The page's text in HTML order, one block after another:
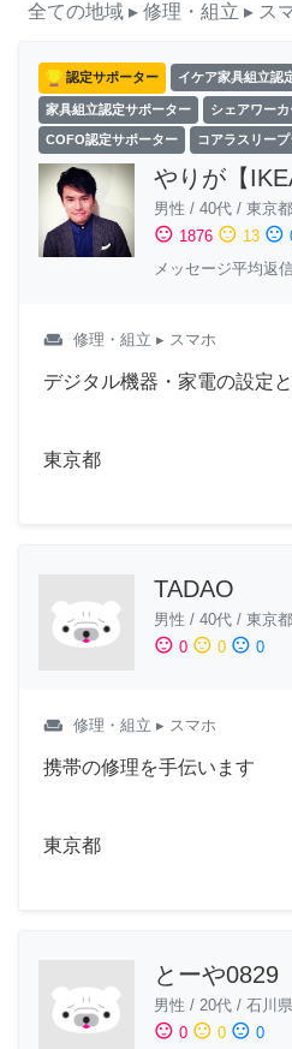
全ての地域 ▸ 修理・組立 ▸ ス
認定サポーター イケア家具組立認
家具組立認定サポーター シェアワー
COFO認定サポーター コアラスリー
やりが【
男性 / 40代 / 東京都
sentiment_satisfied 1876 sentiment_neutral 13 sentiment_dissatisfied
メッセージ平均返
weekend 修理・組立 ▸ スマホ
デジタル機器・家電の設定
東京都
TADAO
男性 / 40代 / 東京都
sentiment_satisfied 0 sentiment_neutral 0 sentiment_dissatisfied 0
weekend 修理・組立 ▸ スマホ
携帯の修理を手伝います
東京都
とーや0829
男性 / 20代 / 石川県
sentiment_satisfied 0 sentiment_neutral 0 sentiment_dissatisfied 0